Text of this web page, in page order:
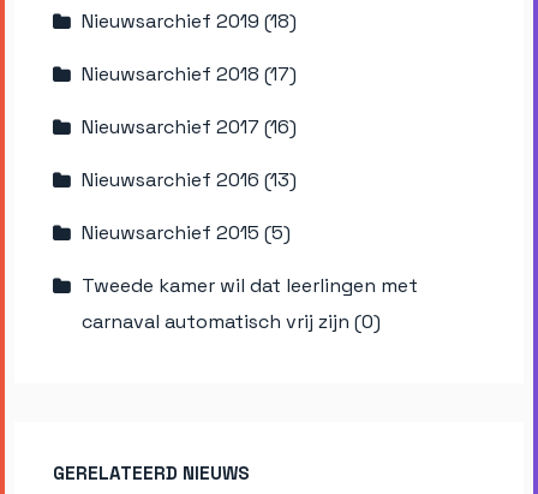
Nieuwsarchief 2019 (18)
Nieuwsarchief 2018 (17)
Nieuwsarchief 2017 (16)
Nieuwsarchief 2016 (13)
Nieuwsarchief 2015 (5)
Tweede kamer wil dat leerlingen met
carnaval automatisch vrij zijn (0)
GERELATEERD NIEUWS